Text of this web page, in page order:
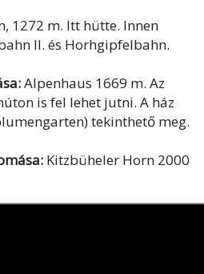
1272 m. Itt hütte. Innen
II. és Horhgipfelbahn.
Alpenhaus 1669 m. Az
is fel lehet jutni. A ház
tekinthető meg.
Kitzbüheler Horn 2000